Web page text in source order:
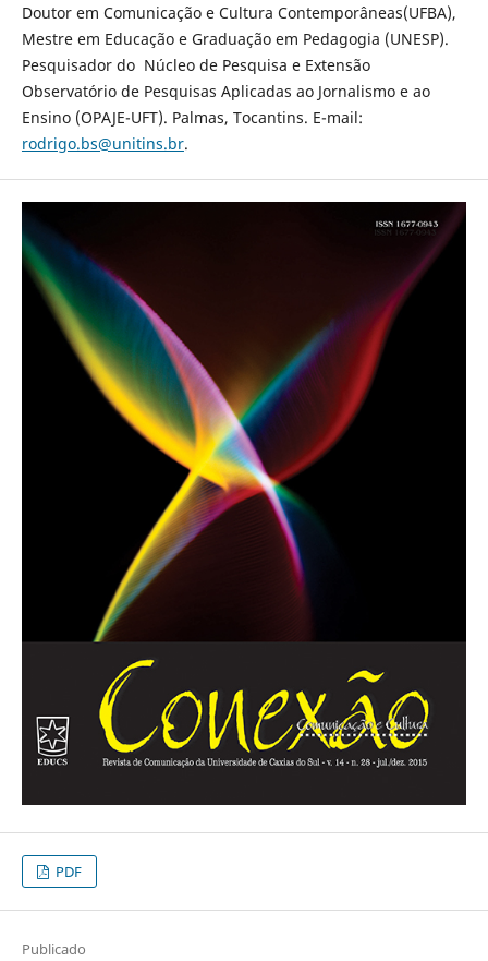
Doutor em Comunicação e Cultura Contemporâneas(UFBA),
Mestre em Educação e Graduação em Pedagogia (UNESP).
Pesquisador do Núcleo de Pesquisa e Extensão
Observatório de Pesquisas Aplicadas ao Jornalismo e ao
Ensino (OPAJE-UFT). Palmas, Tocantins. E-mail:
rodrigo.bs@unitins.br.
PDF
Publicado